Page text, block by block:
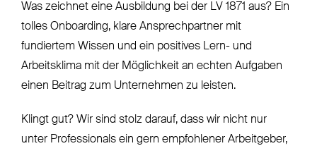
Was zeichnet eine Ausbildung bei der LV 1871 aus? Ein
tolles Onboarding, klare Ansprechpartner mit
fundiertem Wissen und ein positives Lern- und
Arbeitsklima mit der Möglichkeit an echten Aufgaben
einen Beitrag zum Unternehmen zu leisten.
Klingt gut? Wir sind stolz darauf, dass wir nicht nur
unter Professionals ein gern empfohlener Arbeitgeber,